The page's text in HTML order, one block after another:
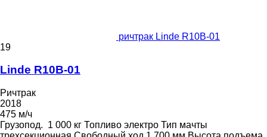
ричтрак Linde R10B-01
19
Linde R10B-01
Ричтрак
2018
475 м/ч
Грузопод. 1 000 кг Топливо электро Тип мачты